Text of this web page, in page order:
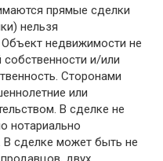
прямые сделки
нельзя
Объект недвижимости не
и/или
Сторонами
или
В сделке не
нотариально
В сделке может быть не